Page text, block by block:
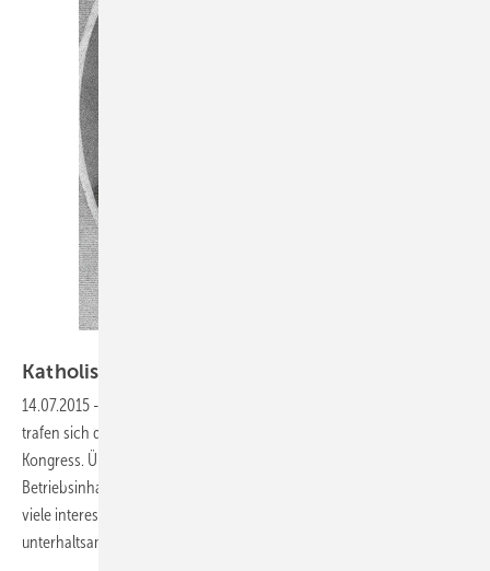
Katholische und unkatholische
14.07.2015 -
trafen sich die Mitglieder des Fachverbands in Bamberg zum SHK-
Kongress. Über die Tage verteilt waren insgesamt 650
Betriebsinhaber dabei. Neben den obligatorischen Festreden gab es
viele interessante Fachvor-träge und natürlich auch ein
unterhaltsames